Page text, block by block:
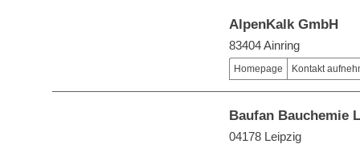
AlpenKalk GmbH
83404 Ainring
Homepage Kontakt
Baufan Bauchemie
04178 Leipzig